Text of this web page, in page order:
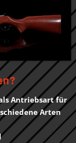
Antriebsart für
Arten